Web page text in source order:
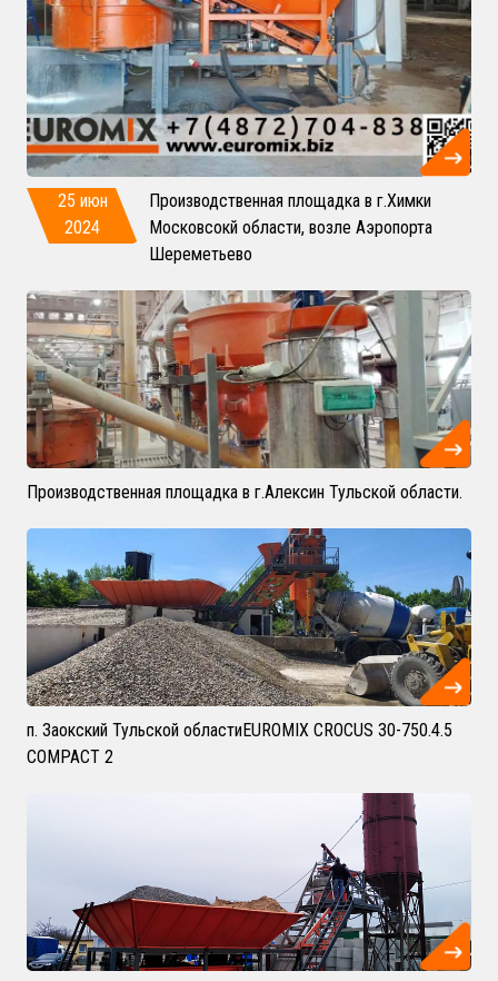
25 июн
2024
Производственная площадка в г.Химки
Московсокй области, возле Аэропорта
Шереметьево
Производственная площадка в г.Алексин Тульской области.
п. Заокский Тульской областиEUROMIX CROCUS 30-750.4.5
COMPACT 2